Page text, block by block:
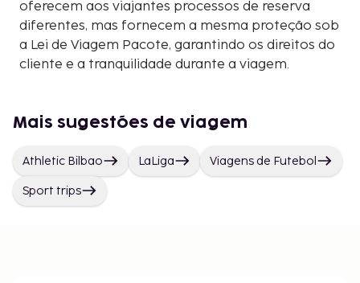
oferecem aos viajantes processos de reserva
diferentes, mas fornecem a mesma proteção sob
a Lei de Viagem Pacote, garantindo os direitos do
cliente e a tranquilidade durante a viagem.
Mais sugestões de viagem
Athletic Bilbao LaLiga Viagens de Futebol
Sport trips